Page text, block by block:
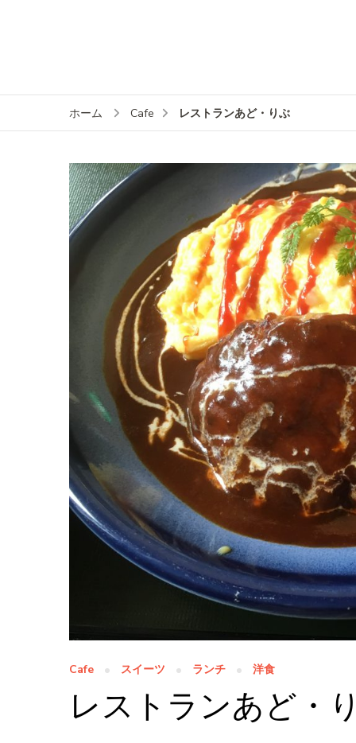
ホーム Cafe レストランあど・りぶ
Cafe スイーツ ランチ 洋食
レストランあど・